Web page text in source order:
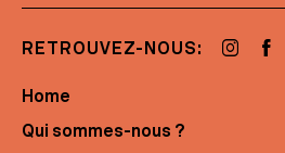
RETROUVEZ-NOUS:
Home
Qui sommes-nous ?